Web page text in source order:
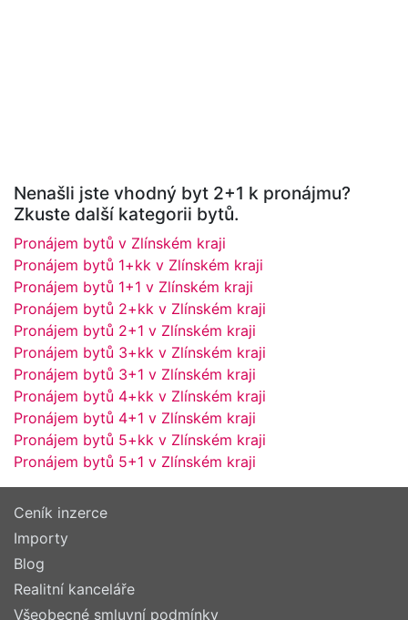
Nenašli jste vhodný byt 2+1 k pronájmu?
Zkuste další kategorii bytů.
Pronájem bytů v Zlínském kraji
Pronájem bytů 1+kk v Zlínském kraji
Pronájem bytů 1+1 v Zlínském kraji
Pronájem bytů 2+kk v Zlínském kraji
Pronájem bytů 2+1 v Zlínském kraji
Pronájem bytů 3+kk v Zlínském kraji
Pronájem bytů 3+1 v Zlínském kraji
Pronájem bytů 4+kk v Zlínském kraji
Pronájem bytů 4+1 v Zlínském kraji
Pronájem bytů 5+kk v Zlínském kraji
Pronájem bytů 5+1 v Zlínském kraji
Ceník inzerce
Importy
Blog
Realitní kanceláře
Všeobecné smluvní podmínky